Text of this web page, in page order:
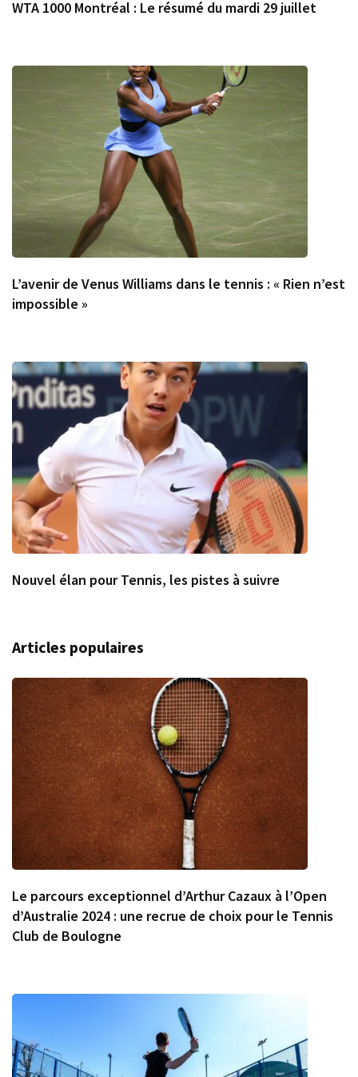
WTA 1000 Montréal : Le résumé du mardi 29 juillet
L’avenir de Venus Williams dans le tennis : « Rien n’est
impossible »
Nouvel élan pour Tennis, les pistes à suivre
Articles populaires
Le parcours exceptionnel d’Arthur Cazaux à l’Open
d’Australie 2024 : une recrue de choix pour le Tennis
Club de Boulogne